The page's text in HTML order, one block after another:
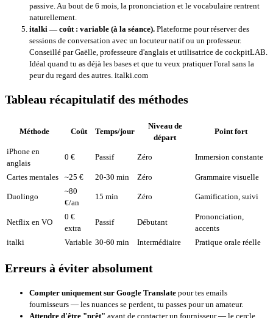
passive. Au bout de 6 mois, la prononciation et le vocabulaire rentrent
naturellement.
italki — coût : variable (à la séance). Plateforme pour réserver des
sessions de conversation avec un locuteur natif ou un professeur.
Conseillé par Gaëlle, professeure d'anglais et utilisatrice de cockpitLAB.
Idéal quand tu as déjà les bases et que tu veux pratiquer l'oral sans la
peur du regard des autres. italki.com
Tableau récapitulatif des méthodes
Méthode Coût Temps/jour
Niveau de
départ
Point fort
iPhone en
anglais
0 € Passif Zéro Immersion constante
Cartes mentales ~25 € 20-30 min Zéro Grammaire visuelle
Duolingo
~80
€/an
15 min Zéro Gamification, suivi
Netflix en VO
0 €
extra
Passif Débutant
Prononciation,
accents
italki
Variable 30-60 min Intermédiaire Pratique orale réelle
Erreurs à éviter absolument
Compter uniquement sur Google Translate pour tes emails
fournisseurs — les nuances se perdent, tu passes pour un amateur.
Attendre d'être "prêt" avant de contacter un fournisseur — le cercle